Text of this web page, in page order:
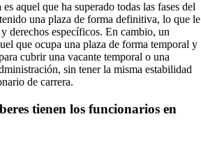
aquel que ha superado todas las fases del
una plaza de forma definitiva, lo que le
derechos específicos. En cambio, un
que ocupa una plaza de forma temporal y
cubrir una vacante temporal o una
sin tener la misma estabilidad
de carrera.
tienen los funcionarios en